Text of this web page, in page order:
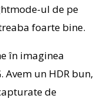
ul de pe
foarte bine.
în imaginea
un HDR bun,
de